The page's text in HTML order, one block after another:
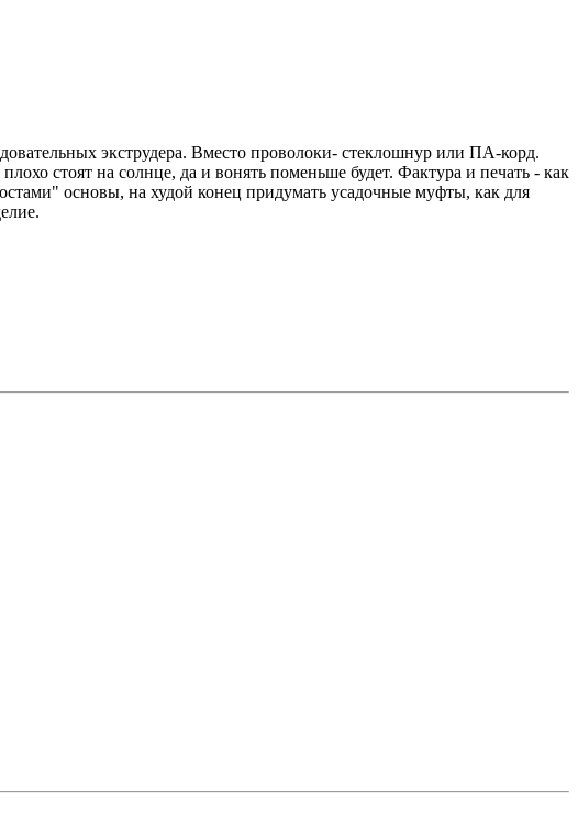
экструдера. Вместо проволоки- стеклошнур или ПА-корд.
стоят на солнце, да и вонять поменьше будет. Фактура и печать - как
основы, на худой конец придумать усадочные муфты, как для